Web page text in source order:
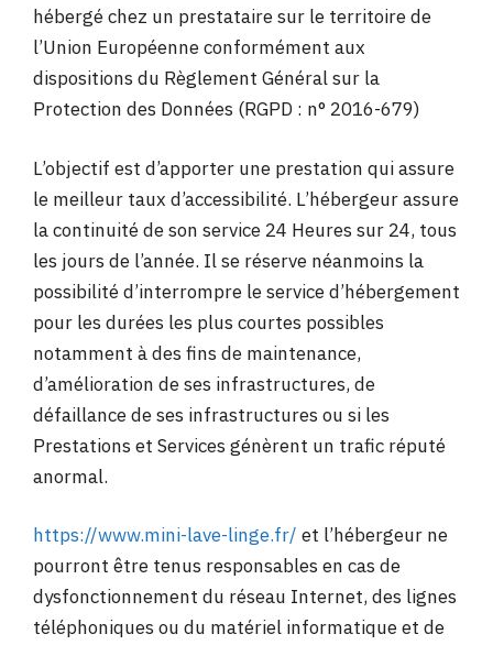
hébergé chez un prestataire sur le territoire de
l’Union Européenne conformément aux
dispositions du Règlement Général sur la
Protection des Données (RGPD : n° 2016-679)
L’objectif est d’apporter une prestation qui assure
le meilleur taux d’accessibilité. L’hébergeur assure
la continuité de son service 24 Heures sur 24, tous
les jours de l’année. Il se réserve néanmoins la
possibilité d’interrompre le service d’hébergement
pour les durées les plus courtes possibles
notamment à des fins de maintenance,
d’amélioration de ses infrastructures, de
défaillance de ses infrastructures ou si les
Prestations et Services génèrent un trafic réputé
anormal.
https://www.mini-lave-linge.fr/ et l’hébergeur ne
pourront être tenus responsables en cas de
dysfonctionnement du réseau Internet, des lignes
téléphoniques ou du matériel informatique et de